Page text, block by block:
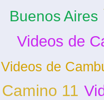
Buenos Aires
Videos de
Videos de
Camino 11